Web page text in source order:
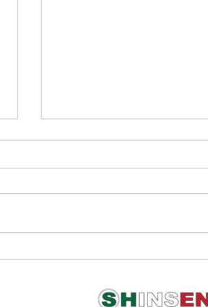
🏆 La Coppa Shinsen: il trofeo
dojo e lo spirito di squadra